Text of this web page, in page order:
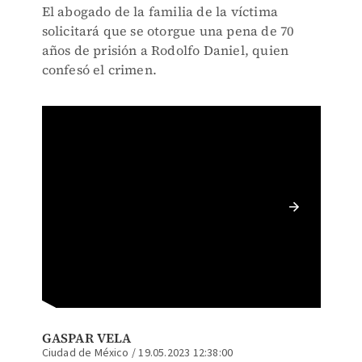
El abogado de la familia de la víctima
solicitará que se otorgue una pena de 70
años de prisión a Rodolfo Daniel, quien
confesó el crimen.
GASPAR VELA
Ciudad de México /19.05.2023 12:38:00